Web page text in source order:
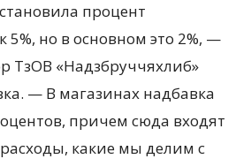
процент
5%, но в основном это 2%, —
ТзОВ «Надзбруччяхлиб»
— В магазинах надбавка
причем сюда входят
какие мы делим с